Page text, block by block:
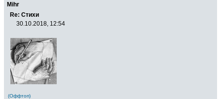
Mihr
Re: Стихи
30.10.2018, 12:54
(Оффтоп)